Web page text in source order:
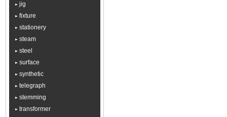
jig
fixture
stationery
steam
steel
surface
synthetic
telegraph
stemming
transformer